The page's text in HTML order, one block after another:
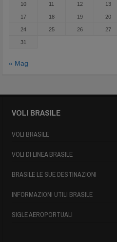
10 11 12 13
17 18 19 20
24 25 26 27
31
« Mag
VOLI BRASILE
VOLI BRASILE
VOLI DI LINEA BRASILE
BRASILE LE SUE DESTINAZIONI
INFORMAZIONI UTILI BRASILE
SIGLE AEROPORTUALI